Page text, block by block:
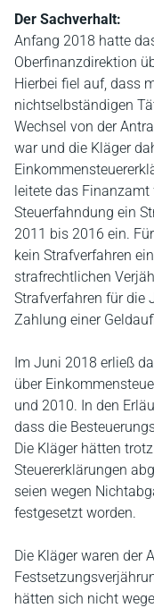
Der Sachverhalt:
Anfang 2018 hatte
Oberfinanzdirektion
Hierbei fiel auf, dass
nichtselbständigen
Wechsel von der
war und die Kläger
leitete das
Steuerfahndung ein
2011 bis 2016 ein.
kein Strafverfahren
strafrechtlichen
Strafverfahren für die
Zahlung einer
Im Juni 2018 erließ
über
und 2010. In den
dass die
Die Kläger hätten
Steuererklärungen
seien wegen
festgesetzt worden.
Die Kläger waren der
hätten sich nicht